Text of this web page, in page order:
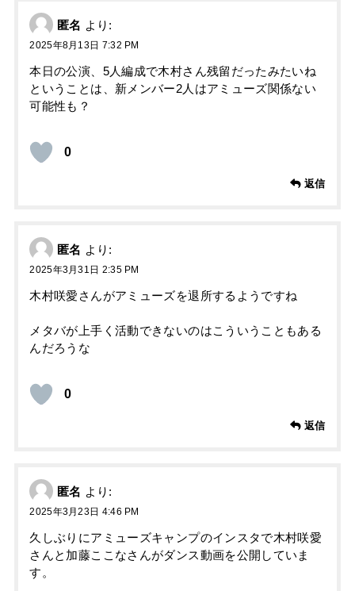
匿名 より:
2025年8月13日 7:32 PM
本日の公演、5人編成で木村さん残留だったみたいね
ということは、新メンバー2人はアミューズ関係ない
可能性も？
0
返信
匿名 より:
2025年3月31日 2:35 PM
木村咲愛さんがアミューズを退所するようですね
メタバが上手く活動できないのはこういうこともある
んだろうな
0
返信
匿名 より:
2025年3月23日 4:46 PM
久しぶりにアミューズキャンプのインスタで木村咲愛
さんと加藤ここなさんがダンス動画を公開していま
す。